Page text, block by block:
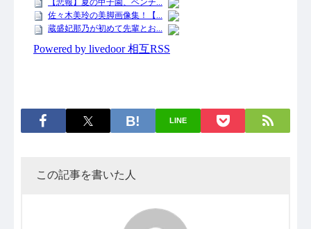
LINE
この記事を書いた人